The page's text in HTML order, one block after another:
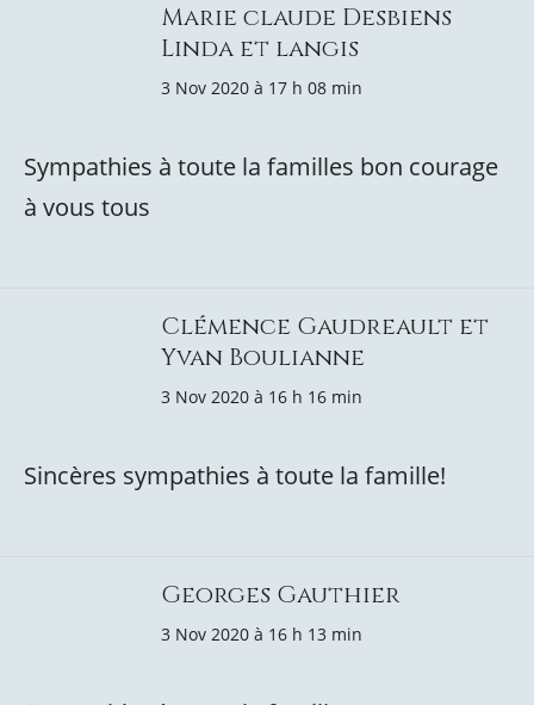
Marie claude Desbiens
Linda et langis
3 Nov 2020 à 17 h 08 min
Sympathies à toute la familles bon courage
à vous tous
Clémence Gaudreault et
Yvan Boulianne
3 Nov 2020 à 16 h 16 min
Sincères sympathies à toute la famille!
Georges Gauthier
3 Nov 2020 à 16 h 13 min